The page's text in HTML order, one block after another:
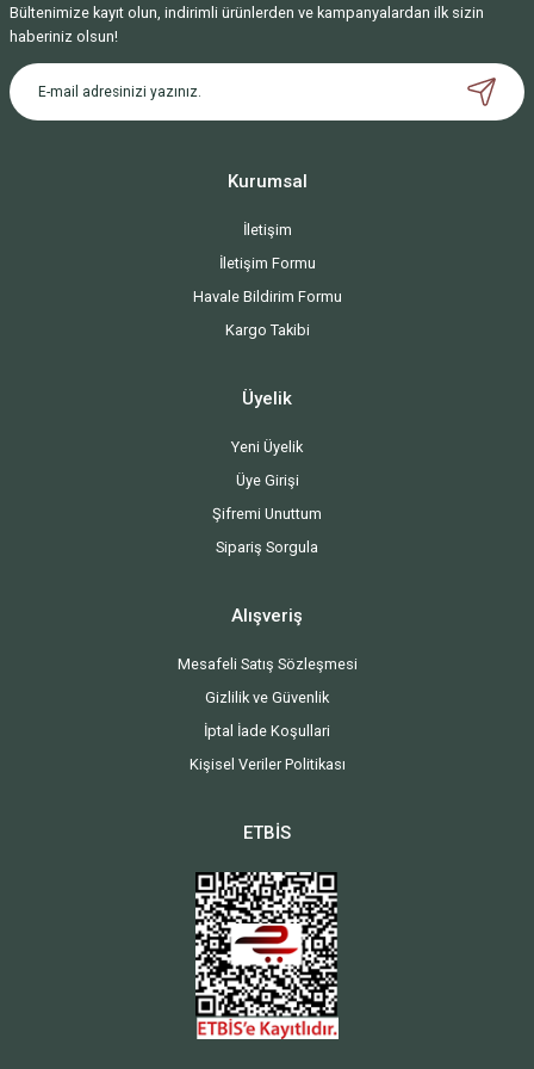
Bültenimize kayıt olun, indirimli ürünlerden ve kampanyalardan ilk sizin
haberiniz olsun!
Kurumsal
İletişim
İletişim Formu
Havale Bildirim Formu
Kargo Takibi
Üyelik
Yeni Üyelik
Üye Girişi
Şifremi Unuttum
Sipariş Sorgula
Alışveriş
Mesafeli Satış Sözleşmesi
Gizlilik ve Güvenlik
İptal İade Koşullari
Kişisel Veriler Politikası
ETBİS